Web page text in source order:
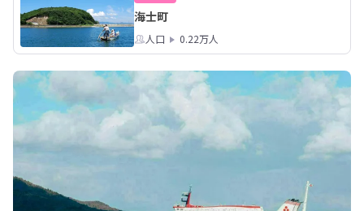
海士町
人口 0.22万人